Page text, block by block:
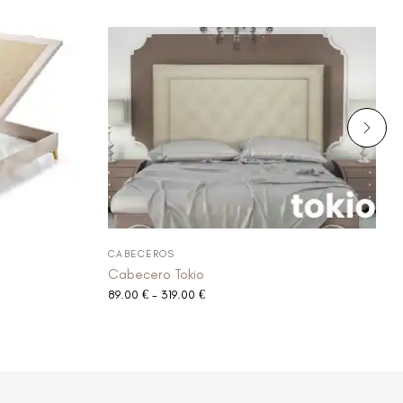
CABECEROS
Cabecero Tokio
89.00 € - 319.00 €